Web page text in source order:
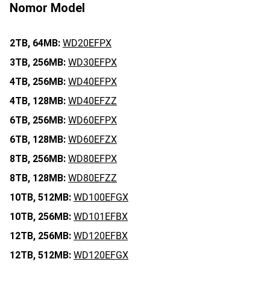
Nomor Model
2TB, 64MB: WD20EFPX
3TB, 256MB: WD30EFPX
4TB, 256MB: WD40EFPX
4TB, 128MB: WD40EFZZ
6TB, 256MB: WD60EFPX
6TB, 128MB: WD60EFZX
8TB, 256MB: WD80EFPX
8TB, 128MB: WD80EFZZ
10TB, 512MB: WD100EFGX
10TB, 256MB: WD101EFBX
12TB, 256MB: WD120EFBX
12TB, 512MB: WD120EFGX